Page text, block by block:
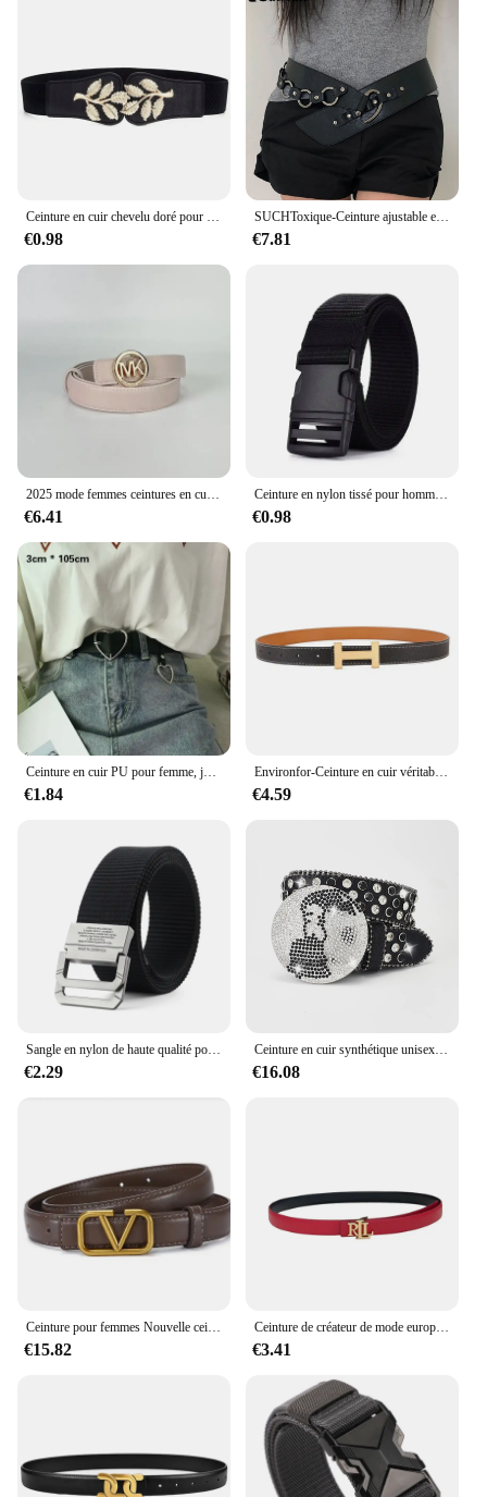
Ceinture en cuir chevelu doré pour femme, couverture de taille, fermeture élastique à la taille avec double crochet, structure large, environnement avec jupe, mode pour femme
€0.98
SUCHToxique-Ceinture ajustable en cuir PU pour femmes, vintage des années 2000, Y2k Punk JOBelt, ornement de taille, 03/décorations
€7.81
2025 mode femmes ceintures en cuir véritable haute qualité boucle en or meilleure robe assortie ceintures en jean pour les femmes
€6.41
Ceinture en nylon tissé pour homme, sans métal, en plastique, de haute qualité, pour l'extérieur
€0.98
Ceinture en cuir PU pour femme, jolie ceinture Harajuku pour femme, robe de soirée pour femme, jean environnement noir, mode
€1.84
Environfor-Ceinture en cuir véritable pour femme, sangle de robe pour jean, ceinture lettre, marque de créateur de luxe, 2.3cm
€4.59
Sangle en nylon de haute qualité pour hommes, sangle de sport décontractée pour étudiants, environnement automatique, toile en métal, HB009
€2.29
Ceinture en cuir synthétique unisexe, style punk, western, BlingBling, diamant, boucle ronde, cristal d'eau
€16.08
Ceinture pour femmes Nouvelle ceinture en cuir véritable Ceinture à boucle métallique simple Ceinture pour robe de fille Pantalon en denim Ceinture de marque de créateur de luxe pour femmes, cadeau
€15.82
Ceinture de créateur de mode européenne et américaine pour femmes, ceinture de vêtements polyvalente, lisse et double face, 03
€3.41